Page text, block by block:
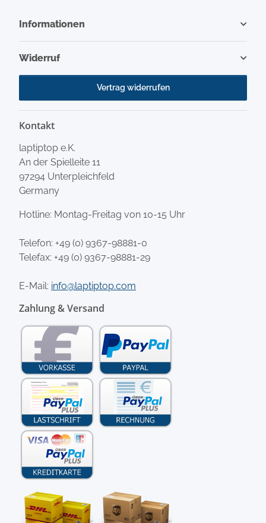
Informationen
Widerruf
Vertrag widerrufen
Kontakt
laptiptop e.K.
An der Spielleite 11
97294 Unterpleichfeld
Germany
Hotline: Montag-Freitag von 10-15 Uhr
Telefon: +49 (0) 9367-98881-0
Telefax: +49 (0) 9367-98881-29
E-Mail: info@laptiptop.com
Zahlung & Versand